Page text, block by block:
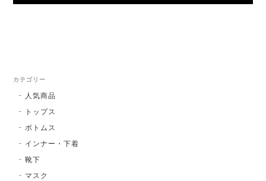
カテゴリー
人気商品
トップス
ボトムス
インナー・下着
靴下
マスク